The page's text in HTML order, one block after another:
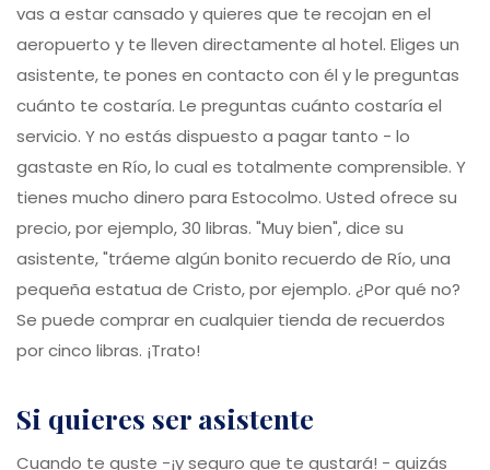
vas a estar cansado y quieres que te recojan en el
aeropuerto y te lleven directamente al hotel. Eliges un
asistente, te pones en contacto con él y le preguntas
cuánto te costaría. Le preguntas cuánto costaría el
servicio. Y no estás dispuesto a pagar tanto - lo
gastaste en Río, lo cual es totalmente comprensible. Y
tienes mucho dinero para Estocolmo. Usted ofrece su
precio, por ejemplo, 30 libras. "Muy bien", dice su
asistente, "tráeme algún bonito recuerdo de Río, una
pequeña estatua de Cristo, por ejemplo. ¿Por qué no?
Se puede comprar en cualquier tienda de recuerdos
por cinco libras. ¡Trato!
si quieres ser asistente
Cuando te guste -¡y seguro que te gustará! - quizás